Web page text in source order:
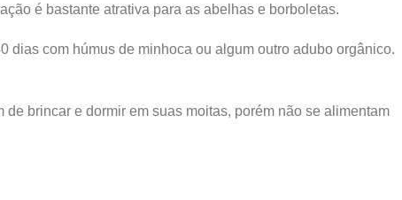
é bastante atrativa para as abelhas e borboletas.
dias com húmus de minhoca ou algum outro adubo orgânico.
brincar e dormir em suas moitas, porém não se alimentam